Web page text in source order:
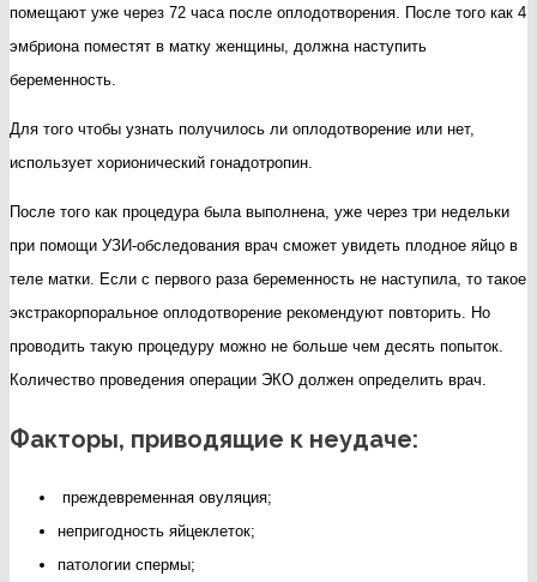
помещают уже через 72 часа после оплодотворения. После того как 4
эмбриона поместят в матку женщины, должна наступить
беременность.
Для того чтобы узнать получилось ли оплодотворение или нет,
использует хорионический гонадотропин.
После того как процедура была выполнена, уже через три недельки
при помощи УЗИ-обследования врач сможет увидеть плодное яйцо в
теле матки. Если с первого раза беременность не наступила, то такое
экстракорпоральное оплодотворение рекомендуют повторить. Но
проводить такую процедуру можно не больше чем десять попыток.
Количество проведения операции ЭКО должен определить врач.
Факторы, приводящие к неудаче:
преждевременная овуляция;
непригодность яйцеклеток;
патологии спермы;